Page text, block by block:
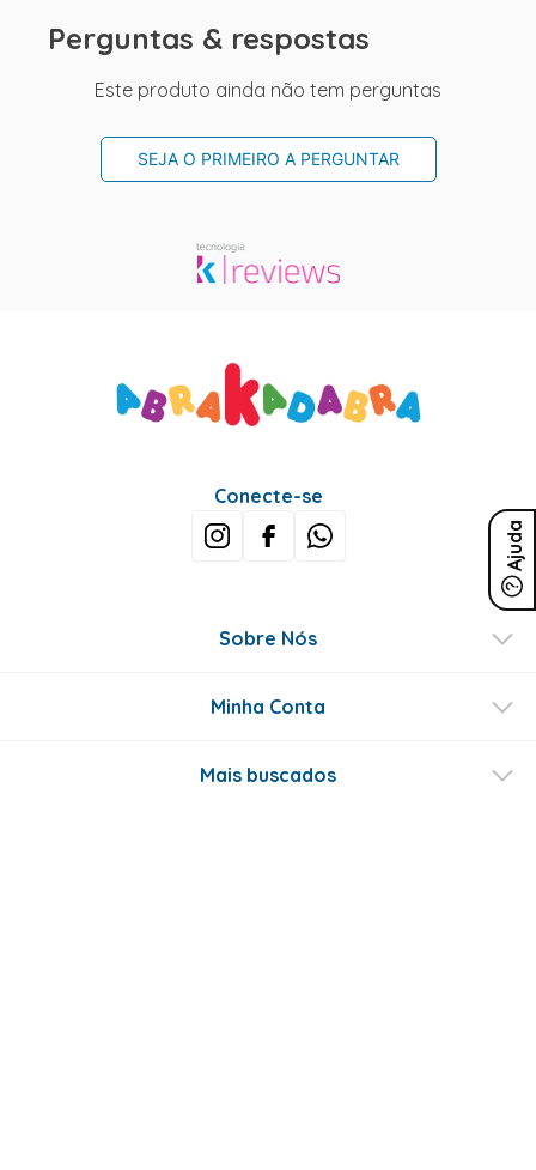
Perguntas & respostas
Este produto ainda não tem perguntas
SEJA O PRIMEIRO A PERGUNTAR
Ajuda
Conecte-se
Sobre Nós
Minha Conta
Mais buscados